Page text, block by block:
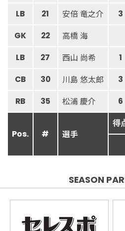
LB 21 安倍 竜之介 3
GK 22 高橋 海
LB 27 西山 尚希 1
CB 30 川島 悠太郎 3
RB 35 松浦 慶介 6
Pos. # 選手
得
SEASON